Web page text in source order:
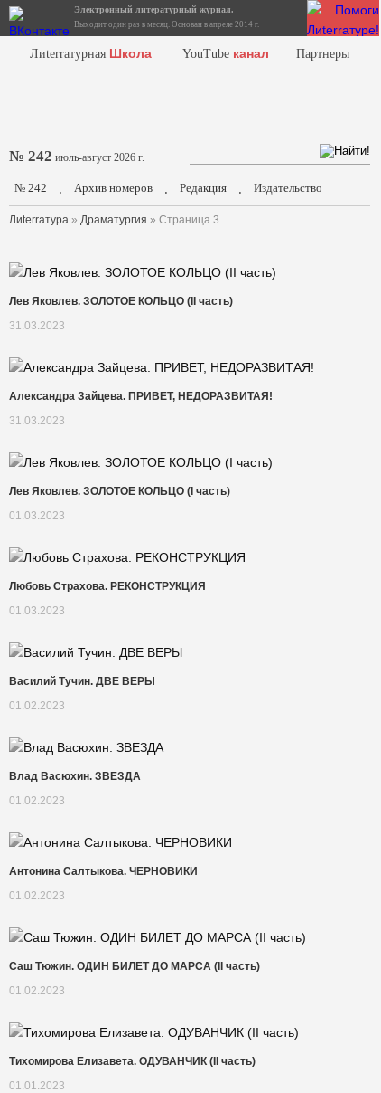
Электронный литературный журнал.
Выходит один раз в месяц. Основан в апреле 2014 г.
Лиterraтурная Школа YouTube канал Партнеры
№ 242 июль-август 2026 г.
№ 242 . Архив номеров . Редакция . Издательство
Лиterraтура » Драматургия » Страница 3
Лев Яковлев. ЗОЛОТОЕ КОЛЬЦО (II часть)
31.03.2023
Александра Зайцева. ПРИВЕТ, НЕДОРАЗВИТАЯ!
31.03.2023
Лев Яковлев. ЗОЛОТОЕ КОЛЬЦО (I часть)
01.03.2023
Любовь Страхова. РЕКОНСТРУКЦИЯ
01.03.2023
Василий Тучин. ДВЕ ВЕРЫ
01.02.2023
Влад Васюхин. ЗВЕЗДА
01.02.2023
Антонина Салтыкова. ЧЕРНОВИКИ
01.02.2023
Саш Тюжин. ОДИН БИЛЕТ ДО МАРСА (II часть)
01.02.2023
Тихомирова Елизавета. ОДУВАНЧИК (II часть)
01.01.2023